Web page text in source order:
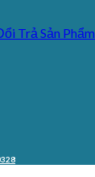
Trả Sản Phẩm